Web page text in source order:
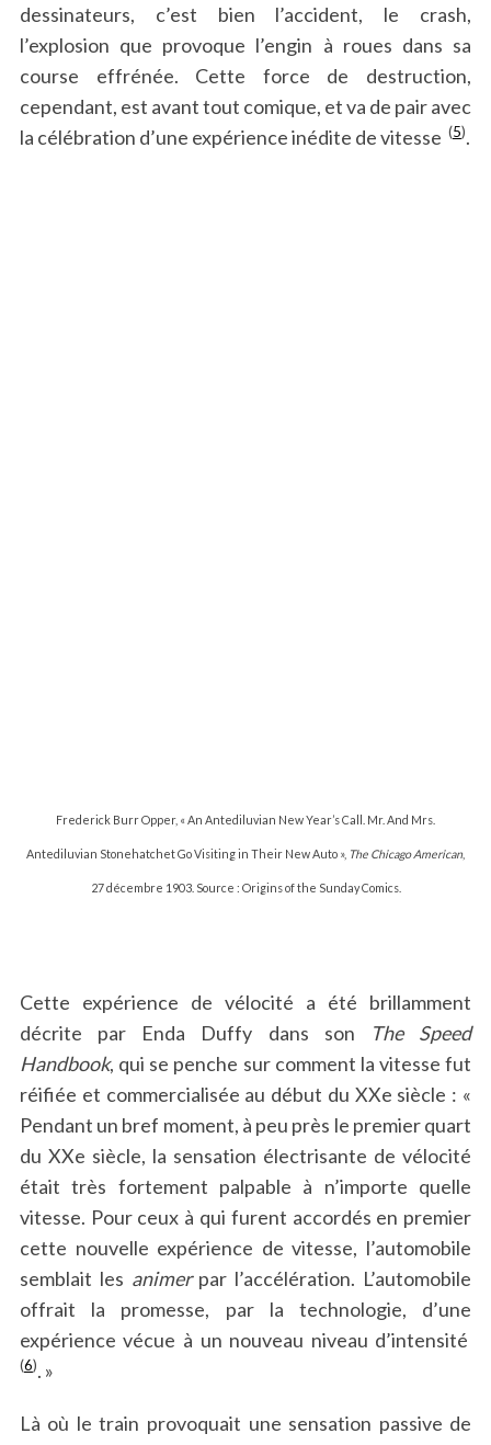
dessinateurs, c’est bien l’accident, le crash,
l’explosion que provoque l’engin à roues dans sa
course effrénée. Cette force de destruction,
cependant, est avant tout comique, et va de pair avec
la célébration d’une expérience inédite de vitesse (5).
Frederick Burr Opper, « An Antediluvian New Year’s Call. Mr. And Mrs.
Antediluvian Stonehatchet Go Visiting in Their New Auto », The Chicago American,
27 décembre 1903. Source : Origins of the Sunday Comics.
Cette expérience de vélocité a été brillamment
décrite par Enda Duffy dans son
The Speed
Handbook, qui se penche sur comment la vitesse fut
réifiée et commercialisée au début du XXe siècle : «
Pendant un bref moment, à peu près le premier quart
du XXe siècle, la sensation électrisante de vélocité
était très fortement palpable à n’importe quelle
vitesse. Pour ceux à qui furent accordés en premier
cette nouvelle expérience de vitesse, l’automobile
semblait les animerpar l’accélération. L’automobile
offrait la promesse, par la technologie, d’une
expérience vécue à un nouveau niveau d’intensité
(6). »
Là où le train provoquait une sensation passive de